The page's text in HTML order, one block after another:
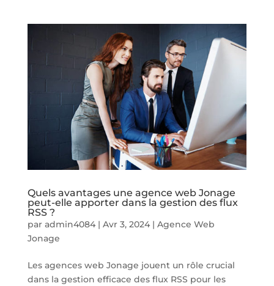
Quels avantages une agence web Jonage
peut-elle apporter dans la gestion des flux
RSS ?
par admin4084| Avr 3, 2024| Agence Web
Jonage
Les agences web Jonage jouent un rôle crucial
dans la gestion efficace des flux RSS pour les